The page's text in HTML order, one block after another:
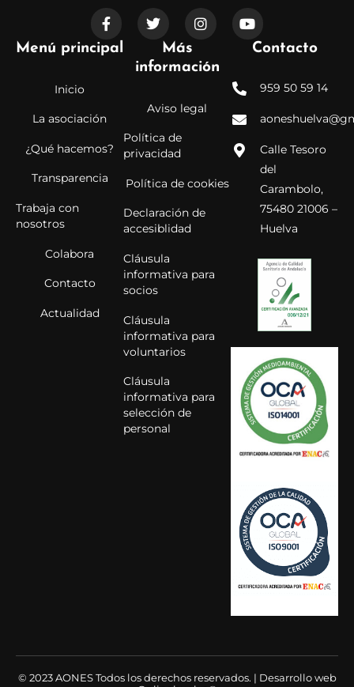
a
c
e
b
f
w
t
e
n
t
a
g
m
o
u
t
e
Menú principal
Inicio
La asociación
¿Qué hacemos?
Transparencia
Trabaja con
nosotros
Colabora
Contacto
Actualidad
Más
información
Aviso legal
Política de
privacidad
Política de cookies
Declaración de
accesiblidad
Cláusula
informativa para
socios
Cláusula
informativa para
voluntarios
Cláusula
informativa para
selección de
personal
Contacto
959 50 59 14
Calle Tesoro
del
Carambolo,
75480 21006 –
Huelva
© 2023 AONES Todos los derechos reservados. | Desarrollo web